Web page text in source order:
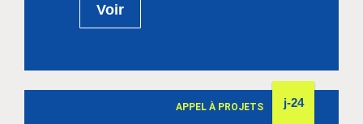
Voir
APPEL À PROJETS j-24